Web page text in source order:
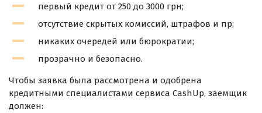
первый кредит от 250 до 3000 грн;
отсутствие скрытых комиссий, штрафов и пр;
никаких очередей или бюрократии;
прозрачно и безопасно.
Чтобы заявка была рассмотрена и одобрена
кредитными специалистами сервиса CashUp, заемщик
должен: